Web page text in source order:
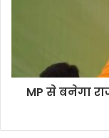
MP से बनेगा